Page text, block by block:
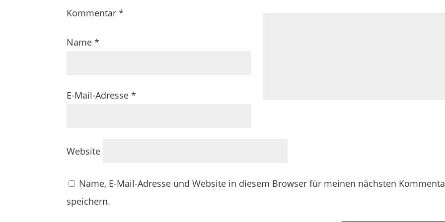
Kommentar*
Name*
E-Mail-Adresse*
Website
Name, E-Mail-Adresse und Website in diesem Browser für meinen nächsten
speichern.